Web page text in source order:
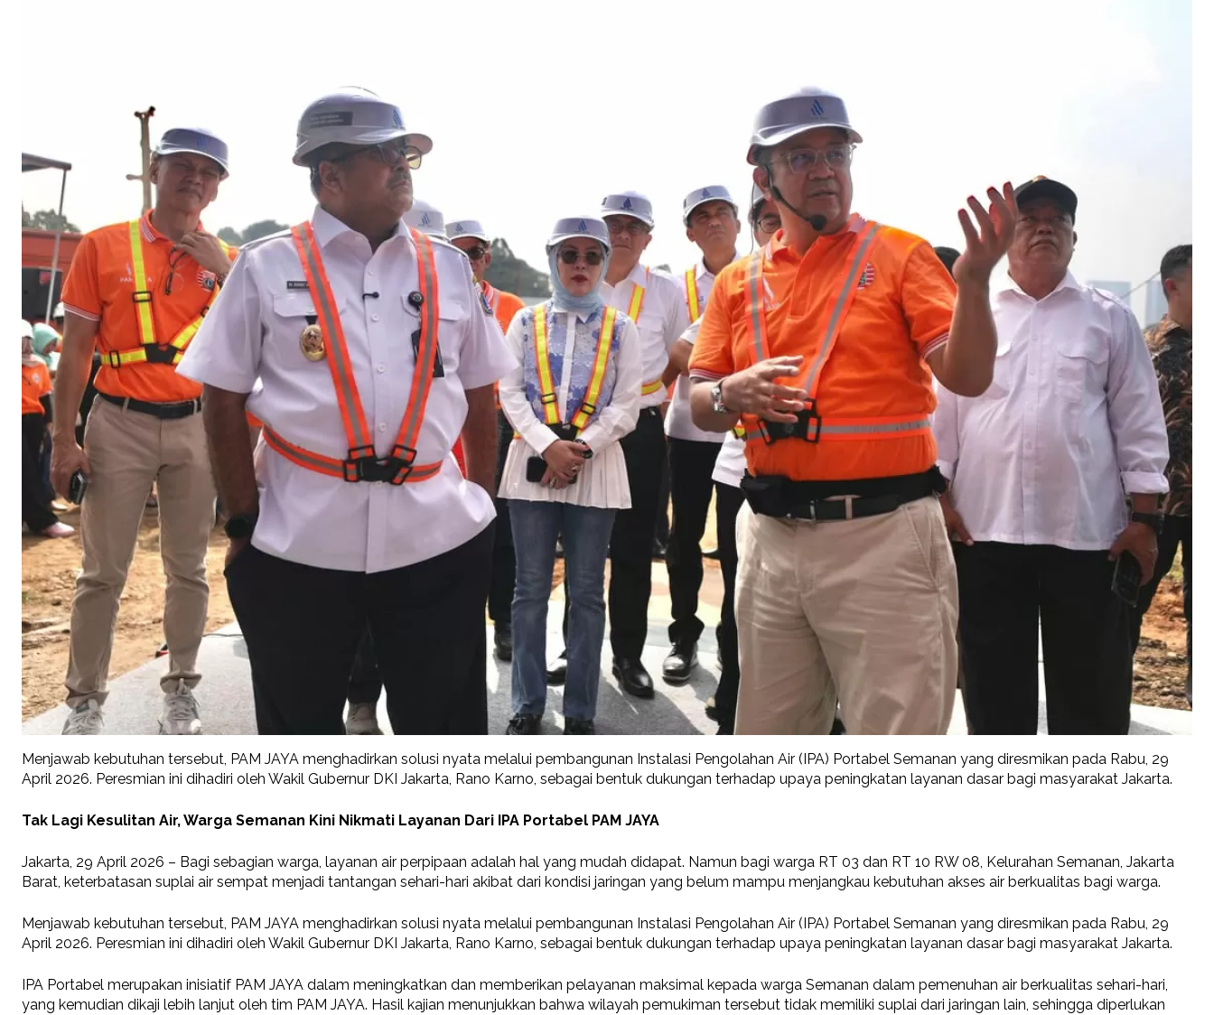
Menjawab kebutuhan tersebut, PAM JAYA menghadirkan solusi nyata melalui pembangunan Instalasi Pengolahan Air (IPA) Portabel Semanan yang diresmikan pada Rabu, 29
April 2026. Peresmian ini dihadiri oleh Wakil Gubernur DKI Jakarta, Rano Karno, sebagai bentuk dukungan terhadap upaya peningkatan layanan dasar bagi masyarakat Jakarta.
Tak Lagi Kesulitan Air, Warga Semanan Kini Nikmati Layanan Dari IPA Portabel PAM JAYA
Jakarta, 29 April 2026 – Bagi sebagian warga, layanan air perpipaan adalah hal yang mudah didapat. Namun bagi warga RT 03 dan RT 10 RW 08, Kelurahan Semanan, Jakarta
Barat, keterbatasan suplai air sempat menjadi tantangan sehari-hari akibat dari kondisi jaringan yang belum mampu menjangkau kebutuhan akses air berkualitas bagi warga.
Menjawab kebutuhan tersebut, PAM JAYA menghadirkan solusi nyata melalui pembangunan Instalasi Pengolahan Air (IPA) Portabel Semanan yang diresmikan pada Rabu, 29
April 2026. Peresmian ini dihadiri oleh Wakil Gubernur DKI Jakarta, Rano Karno, sebagai bentuk dukungan terhadap upaya peningkatan layanan dasar bagi masyarakat Jakarta.
IPA Portabel merupakan inisiatif PAM JAYA dalam meningkatkan dan memberikan pelayanan maksimal kepada warga Semanan dalam pemenuhan air berkualitas sehari-hari,
yang kemudian dikaji lebih lanjut oleh tim PAM JAYA. Hasil kajian menunjukkan bahwa wilayah pemukiman tersebut tidak memiliki suplai dari jaringan lain, sehingga diperlukan